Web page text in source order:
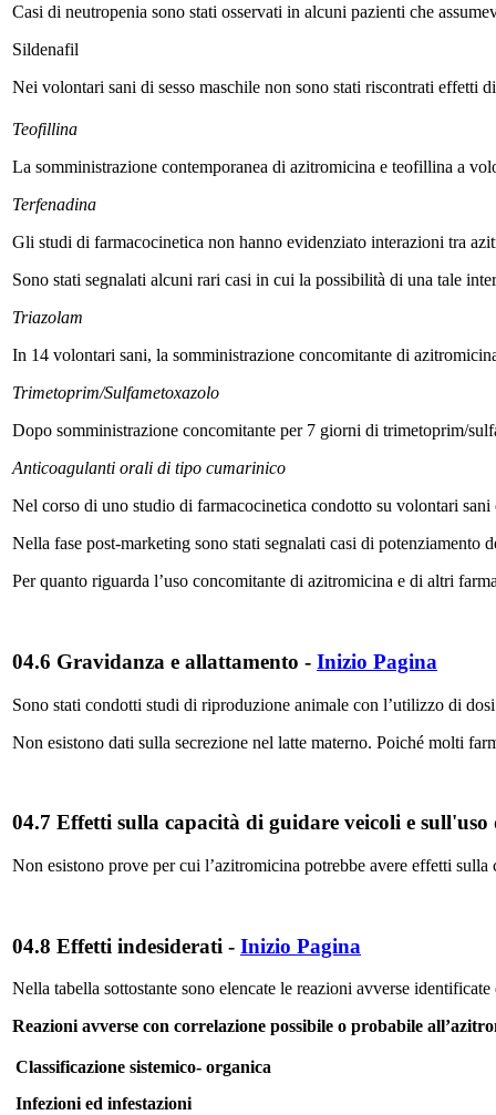
Casi di neutropenia sono stati osservati in alcuni pazienti che
Sildenafil
Nei volontari sani di sesso maschile non sono stati riscontrati
Teofillina
La somministrazione contemporanea di azitromicina e teofillina a
Terfenadina
Gli studi di farmacocinetica non hanno evidenziato interazioni tra
Sono stati segnalati alcuni rari casi in cui la possibilità di una tale
Triazolam
In 14 volontari sani, la somministrazione concomitante di
Trimetoprim/Sulfametoxazolo
Dopo somministrazione concomitante per 7 giorni di trimetoprim/
Anticoagulanti orali di tipo cumarinico
Nel corso di uno studio di farmacocinetica condotto su volontari
Nella fase post-marketing sono stati segnalati casi di
Per quanto riguarda l’uso concomitante di azitromicina e di altri
04.6 Gravidanza e allattamento - Inizio Pagina
Sono stati condotti studi di riproduzione animale con l’utilizzo di
Non esistono dati sulla secrezione nel latte materno. Poiché molti
04.7 Effetti sulla capacità di guidare veicoli e sull'uso
Non esistono prove per cui l’azitromicina potrebbe avere effetti
04.8 Effetti indesiderati - Inizio Pagina
Nella tabella sottostante sono elencate le reazioni avverse
Reazioni avverse con correlazione possibile o probabile
Classificazione sistemico- organica
Infezioni ed infestazioni